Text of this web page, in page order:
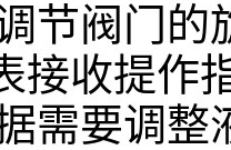
节阀门的
接收提作
需要调